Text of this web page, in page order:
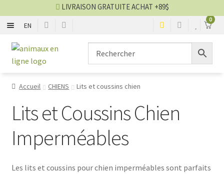
EN
0
Aller
à
navigation
Aller
au
LIVRAISON GRATUITE ACHAT +89$
CHIENS
Accueil CHIENS Lits et coussins chien
Lits et Coussins Chien
Imperméables
Les lits et coussins pour chien imperméables sont parfaits